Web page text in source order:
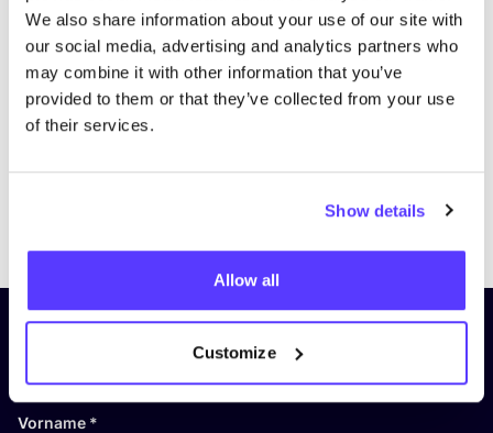
We also share information about your use of our site with
our social media, advertising and analytics partners who
may combine it with other information that you’ve
provided to them or that they’ve collected from your use
of their services.
Show details
Allow all
Customize
PreviousNext
Abonniere unseren Newsletter
und bleibe auf dem Laufenden!
Vorname *